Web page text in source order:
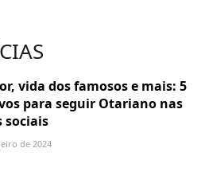
vida dos famosos e mais: 5
para seguir Otariano nas
sociais
de 2024